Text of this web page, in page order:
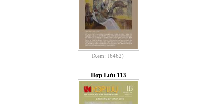
(Xem: 16462)
Hợp Lưu 113